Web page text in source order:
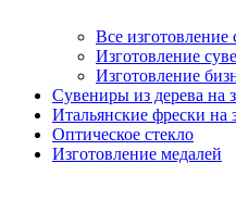
Все изготовление
Изготовление
Изготовление
Сувениры из дерева на
Итальянские фрески на
Оптическое стекло
Изготовление медалей